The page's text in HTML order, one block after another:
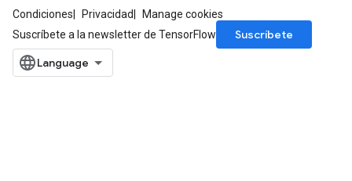
Condiciones Privacidad
Manage cookies
Suscríbete a la newsletter de TensorFlow
Suscríbete